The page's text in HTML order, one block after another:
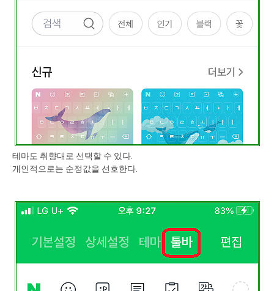
테마도 취향대로 선택할 수 있다.
개인적으로는 순정값을 선호한다.